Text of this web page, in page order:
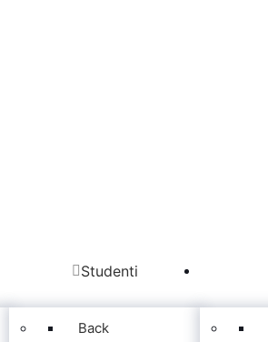
Studenti
Back